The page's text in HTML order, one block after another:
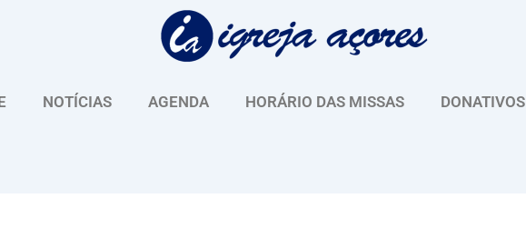
NOTÍCIAS AGENDA HORÁRIO DAS MISSAS DONATIVOS